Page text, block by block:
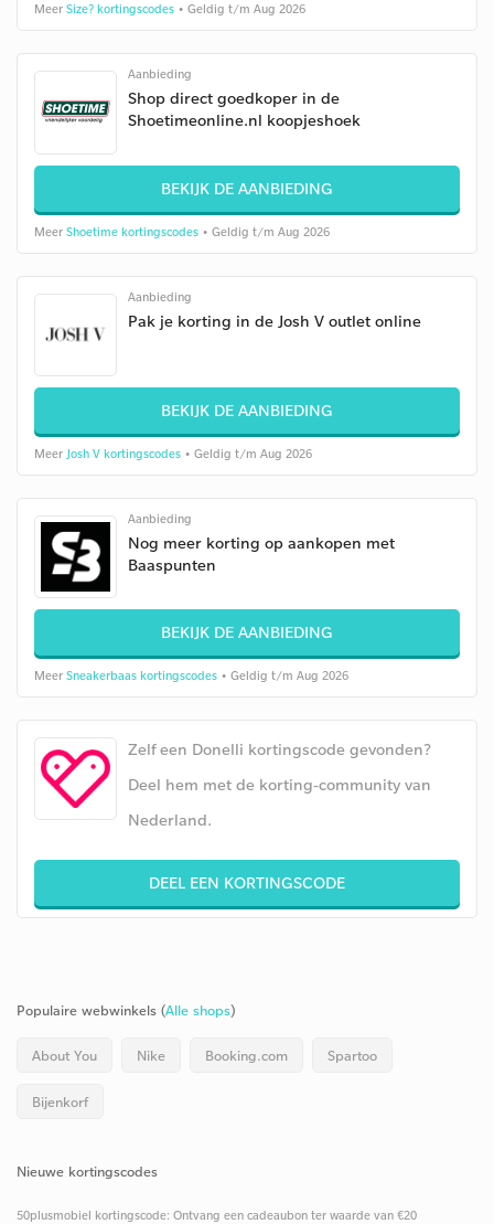
Meer Size? kortingscodes • Geldig t/m Aug 2026
Aanbieding
Shop direct goedkoper in de
Shoetimeonline.nl koopjeshoek
BEKIJK DE AANBIEDING
Meer Shoetime kortingscodes • Geldig t/m Aug 2026
Aanbieding
Pak je korting in de Josh V outlet online
BEKIJK DE AANBIEDING
Meer Josh V kortingscodes • Geldig t/m Aug 2026
Aanbieding
Nog meer korting op aankopen met
Baaspunten
BEKIJK DE AANBIEDING
Meer Sneakerbaas kortingscodes • Geldig t/m Aug 2026
Zelf een Donelli kortingscode gevonden?
Deel hem met de korting-community van
Nederland.
DEEL EEN KORTINGSCODE
Populaire webwinkels (Alle shops)
About You Nike Booking.com Spartoo
Bijenkorf
Nieuwe kortingscodes
50plusmobiel kortingscode: Ontvang een cadeaubon ter waarde van €20